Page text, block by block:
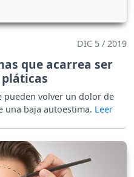
DIC 5 / 2019
que acarrea ser
pueden volver un dolor de
una baja autoestima.